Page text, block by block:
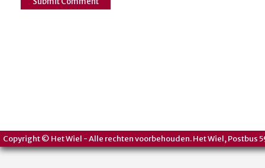
Copyright © Het Wiel - Alle rechten voorbehouden. Het Wiel, Postbus